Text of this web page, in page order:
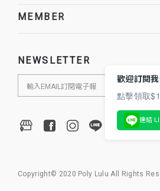
MEMBER
NEWSLETTER
Copyright© 2020 Poly Lulu All Rights
歡迎訂閱
點擊領取
連結